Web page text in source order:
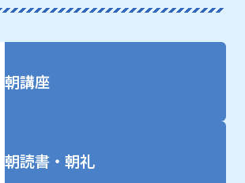
朝講座
朝読書・朝礼